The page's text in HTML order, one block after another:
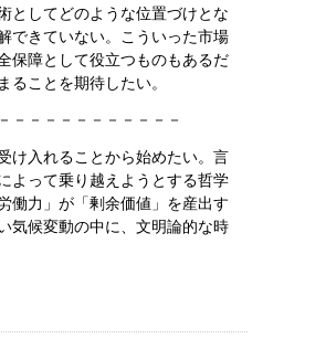
としてどのような位置づけとな
できていない。こういった市場
保障として役立つものもあるだ
ことを期待したい。
－－－－－－－－－－－
け入れることから始めたい。言
よって乗り越えようとする哲学
働力」が「剰余価値」を産出す
気候変動の中に、文明論的な時